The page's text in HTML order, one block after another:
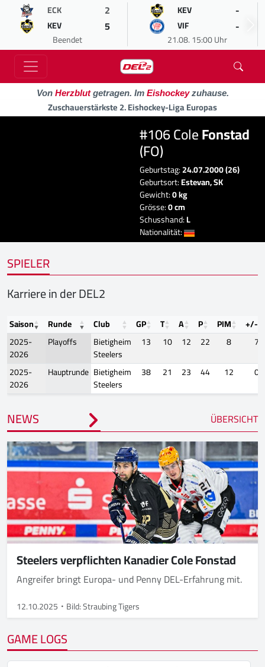
ECK 2
KEV 5
Beendet
KEV -
VIF -
21.08. 15:00 Uhr
Von Herzblutgetragen. Im Eishockeyzuhause.
Zuschauerstärkste 2. Eishockey-Liga Europas
#106 ColeFonstad
(FO)
Geburtstag:24.07.2000 (26)
Geburtsort:Estevan, SK
Gewicht:0 kg
Grösse:0 cm
Schusshand:L
Nationalität:
SPIELER
Karriere in der DEL2
Saison Runde Club GP T A P PIM
+/-
2025-
2026
Playoffs
Bietigheim
Steelers
13 10 12 22 8
7
2025-
2026
Hauptrunde Bietigheim
Steelers
38 21 23 44 12 0
NEWS ÜBERSICHT
Steelers verpflichten Kanadier Cole Fonstad
Angreifer bringt Europa- und Penny DEL-Erfahrung mit.
12.10.2025 Bild: Straubing Tigers
GAME LOGS